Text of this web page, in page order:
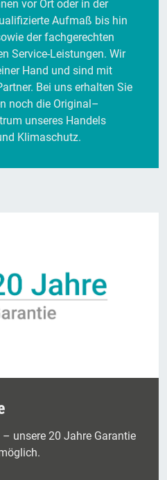
vor Ort oder in der
Aufmaß bis hin
der fachgerechten
Service-Leistungen. Wir
Hand und sind mit
Bei uns erhalten Sie
noch die Original–
unseres Handels
Klimaschutz.
unsere 20 Jahre Garantie